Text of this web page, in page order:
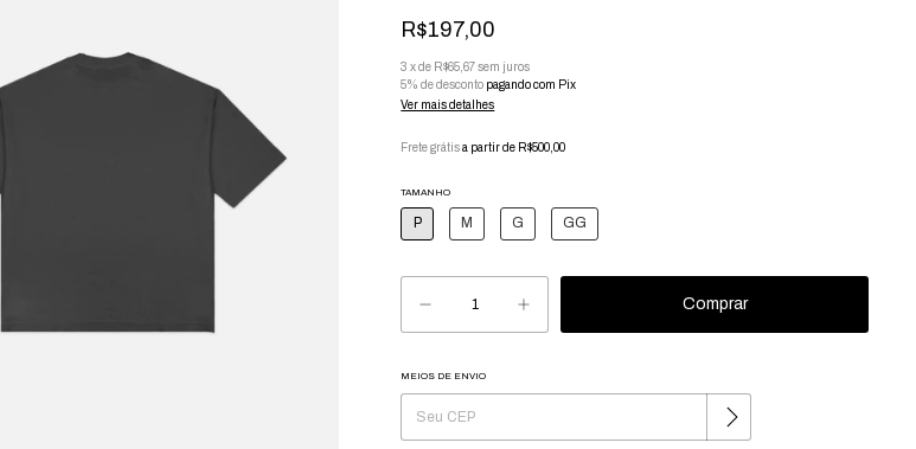
R$197,00
3 xde R$65,67 sem juros
5% de desconto pagando com Pix
Ver mais detalhes
Frete grátis a partir de R$500,00
TAMANHO
P M G GG
Entregas para o CEP:
MEIOS DE ENVIO